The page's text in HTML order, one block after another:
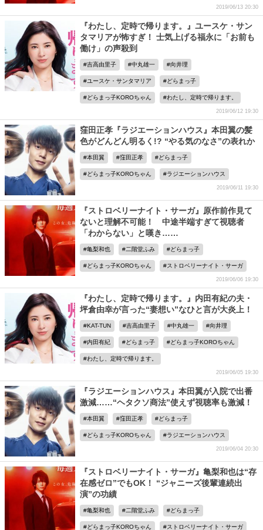
2019/06/13 20:30
『わたし、定時で帰ります。』ユースケ・サン
タマリアが怖すぎ！ 士気上げる福永に「お前も
働け」の声殺到
吉高由里子 中丸雄一 向井理
ユースケ・サンタマリア どらまっ子
どらまっ子KOROちゃん わたし、定時で帰ります。
2019/06/12 19:30
窪田正孝『ラジエーションハウス』本田翼の髪
色がどんどん明るく!? “やる気のなさ”の表れか
本田翼 窪田正孝 どらまっ子
どらまっ子KOROちゃん ラジエーションハウス
2019/06/11 19:30
『ストロベリーナイト・サーガ』原作前作見て
ないと理解不可能！ 中途半端すぎて視聴者
「わからない」と嘆き……
亀梨和也 二階堂ふみ どらまっ子
どらまっ子KOROちゃん ストロベリーナイト・サーガ
2019/06/06 19:30
『わたし、定時で帰ります。』内田有紀の夫・
坪倉由幸が言った“妻想い”なひと言が大炎上！
KAT-TUN 吉高由里子 中丸雄一 向井理
内田有紀 どらまっ子 どらまっ子KOROちゃん
わたし、定時で帰ります。
2019/06/05 19:30
『ラジエーションハウス』本田翼が入院で出番
激減……“ヘタクソ商法”使えず視聴率も激減！
本田翼 窪田正孝 どらまっ子
どらまっ子KOROちゃん ラジエーションハウス
2019/06/04 20:30
『ストロベリーナイト・サーガ』亀梨和也は“存
在感ゼロ”でもOK！ “ジャニーズ後輩連続出
演”の功績
亀梨和也 二階堂ふみ どらまっ子
どらまっ子KOROちゃん ストロベリーナイト・サーガ